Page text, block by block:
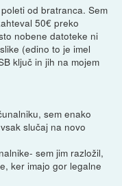
od bratranca. Sem
50€ preko
nobene datoteke ni
(edino to je imel
ključ in jih na mojem
sem enako
slučaj na novo
sem jim razložil,
ker imajo gor legalne